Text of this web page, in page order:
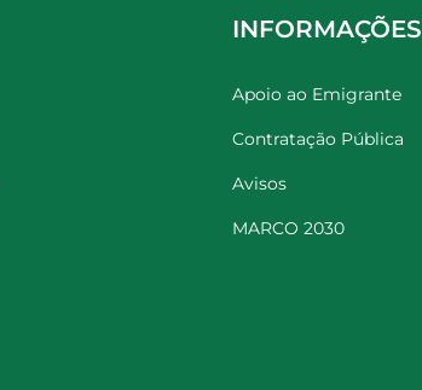
INFORMAÇÕES
Apoio ao Emigrante
Contratação Pública
Avisos
MARCO 2030